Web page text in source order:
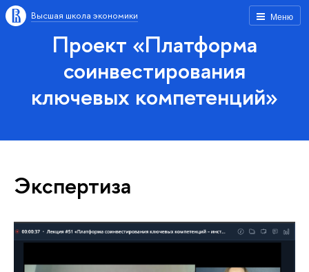
Меню
Высшая школа экономики
Проект «Платформа
соинвестирования
ключевых компетенций»
Экспертиза